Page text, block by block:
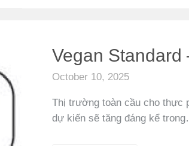
Vegan Standard
October 10, 2025
Thị trường toàn cầu cho thực
dự kiến sẽ tăng đáng kể